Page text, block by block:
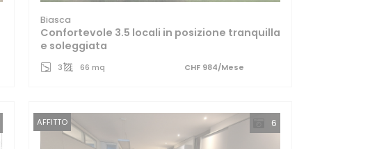
Biasca
Confortevole 3.5 locali in posizione tranquilla
e soleggiata
3 66 mq CHF 984/Mese
6
AFFITTO